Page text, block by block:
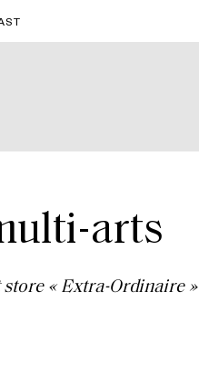
arts
store « Extra-Ordinaire »